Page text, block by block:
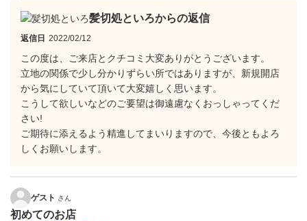
髪切処といろからの返信
返信日 2022/02/12
この度は、ご来店とクチコミ大変ありがとうございます。
立地の関係で少し分かりずらい所ではありますが、新規開店
から気にしていて頂いて大変嬉しく思います。
こうして欲しいなどのご要望は御遠慮なくおっしゃってくだ
さい!
ご期待に添えるよう精進してまいりますので、今後ともよろ
しくお願いします。
ゲスト さん
初めてのお店